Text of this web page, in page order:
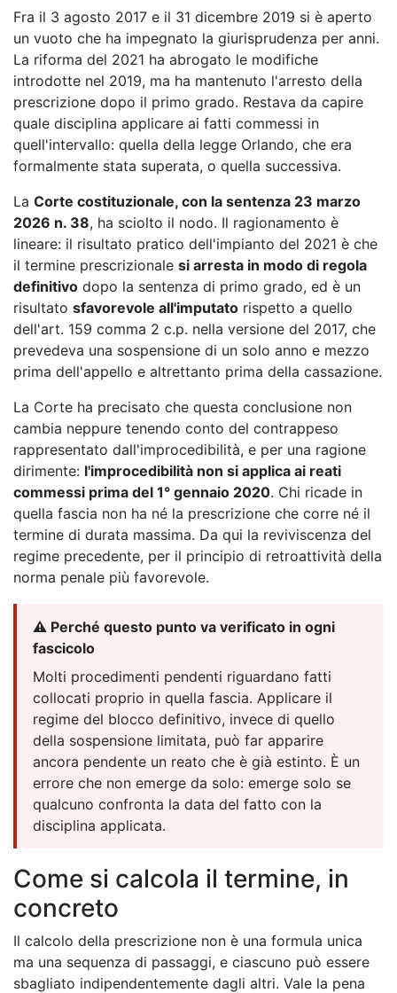
Fra il 3 agosto 2017 e il 31 dicembre 2019 si è aperto
un vuoto che ha impegnato la giurisprudenza per anni.
La riforma del 2021 ha abrogato le modifiche
introdotte nel 2019, ma ha mantenuto l'arresto della
prescrizione dopo il primo grado. Restava da capire
quale disciplina applicare ai fatti commessi in
quell'intervallo: quella della legge Orlando, che era
formalmente stata superata, o quella successiva.
La Corte costituzionale, con la sentenza 23 marzo
2026 n. 38, ha sciolto il nodo. Il ragionamento è
lineare: il risultato pratico dell'impianto del 2021 è che
il termine prescrizionale si arresta in modo di regola
definitivo dopo la sentenza di primo grado, ed è un
risultato sfavorevole all'imputato rispetto a quello
dell'art. 159 comma 2 c.p. nella versione del 2017, che
prevedeva una sospensione di un solo anno e mezzo
prima dell'appello e altrettanto prima della cassazione.
La Corte ha precisato che questa conclusione non
cambia neppure tenendo conto del contrappeso
rappresentato dall'improcedibilità, e per una ragione
dirimente: l'improcedibilità non si applica ai reati
commessi prima del 1° gennaio 2020. Chi ricade in
quella fascia non ha né la prescrizione che corre né il
termine di durata massima. Da qui la reviviscenza del
regime precedente, per il principio di retroattività della
norma penale più favorevole.
⚠️ Perché questo punto va verificato in ogni
fascicolo
Molti procedimenti pendenti riguardano fatti
collocati proprio in quella fascia. Applicare il
regime del blocco definitivo, invece di quello
della sospensione limitata, può far apparire
ancora pendente un reato che è già estinto. È un
errore che non emerge da solo: emerge solo se
qualcuno confronta la data del fatto con la
disciplina applicata.
Come si calcola il termine, in
concreto
Il calcolo della prescrizione non è una formula unica
ma una sequenza di passaggi, e ciascuno può essere
sbagliato indipendentemente dagli altri. Vale la pena